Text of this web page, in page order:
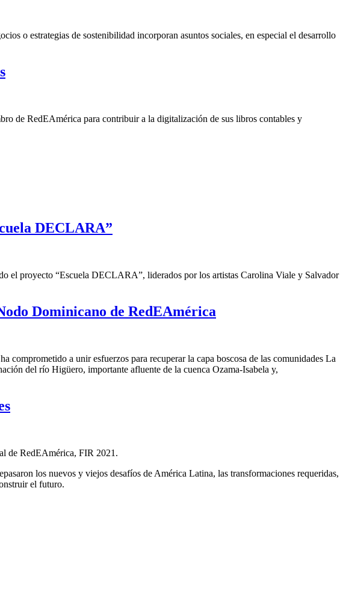
o estrategias de sostenibilidad incorporan asuntos sociales, en especial el desarrollo
de RedEAmérica para contribuir a la digitalización de sus libros contables y
DECLARA”
el proyecto “Escuela DECLARA”, liderados por los artistas Carolina Viale y Salvador
Dominicano de RedEAmérica
comprometido a unir esfuerzos para recuperarla capa boscosa de las comunidades La
del río Higüero, importante afluente de la cuenca Ozama-Isabela y,
de RedEAmérica, FIR 2021.
los nuevos y viejos desafíos de América Latina, las transformaciones requeridas,
el futuro.